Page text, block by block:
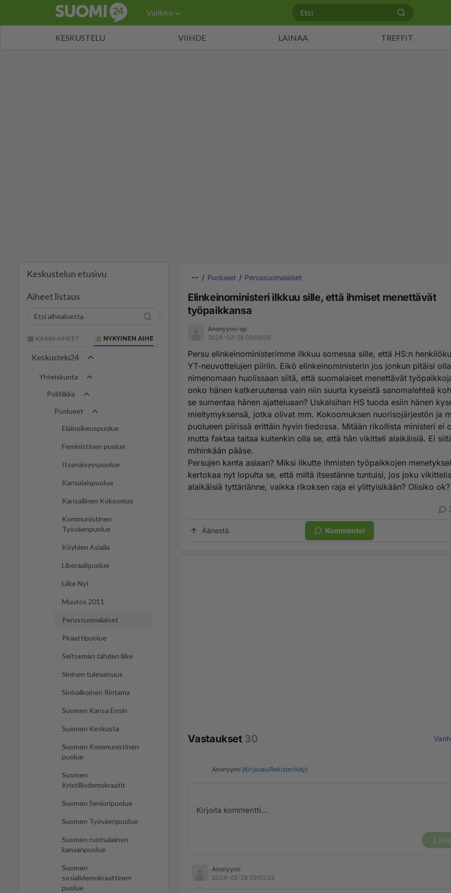
Valikko
KESKUSTELU VIIHDE LAINAA TREFFIT
Keskustelun etusivu
Aiheet listaus
KAIKKI AIHEET NYKYINEN AIHE
Keskustelu24
Yhteiskunta
Politiikka
Puolueet
Eläinoikeuspuolue
Feministinen puolue
Itsenäisyyspuolue
Kansalaispuolue
Kansallinen Kokoomus
Kommunistinen
Työväenpuolue
Köyhien Asialla
Liberaalipuolue
Liike Nyt
Muutos 2011
Perussuomalaiset
Piraattipuolue
Seitsemän tähden liike
Sininen tulevaisuus
Sinivalkoinen Rintama
Suomen Kansa Ensin
Suomen Keskusta
Suomen Kommunistinen
puolue
Suomen
Kristillisdemokraatit
Suomen Senioripuolue
Suomen Työväenpuolue
Suomen ruotsalainen
kansanpuolue
Suomen
sosialidemokraattinen
puolue
Puolueet Perussuomalaiset
Elinkeinoministeri ilkkuu sille, että ihmiset menettävät
työpaikkansa
Anonyymi-ap
2024-02-28 09:09:06
Persu elinkeinoministerimme ilkkuu somessa sille, että HS:n
YT-neuvottelujen piiriin. Eikö elinkeinoministerin jos jonkun pitäisi olla
nimenomaan huolissaan siitä, että suomalaiset menettävät
onko hänen katkeruutensa vain niin suurta kyseistä sanomalehteä
se sumentaa hänen ajatteluaan? Uskalsihan HS tuoda esiin hänen
mieltymyksensä, jotka olivat mm. Kokoomuksen nuorisojärjestön ja
puolueen piirissä erittäin hyvin tiedossa. Mitään rikollista ministeri ei
mutta faktaa taitaa kuitenkin olla se, että hän vikitteli alaikäisiä. Ei
mihinkään pääse.
Persujen kanta asiaan? Miksi ilkutte ihmisten työpaikkojen
kertokaa nyt lopulta se, että miltä itsestänne tuntuisi, jos joku
alaikäisiä tyttäriänne, vaikka rikoksen raja ei ylittyisikään? Olisiko ok?
Äänestä Kommentoi
Vastaukset 30
Anonyymi (Kirjaudu/Rekisteröidy)
Anonyymi
2024-02-28 09:50:33